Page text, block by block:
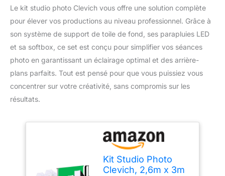
Le kit studio photo Clevich vous offre une solution complète
pour élever vos productions au niveau professionnel. Grâce à
son système de support de toile de fond, ses parapluies LED
et sa softbox, ce set est conçu pour simplifier vos séances
photo en garantissant un éclairage optimal et des arrière-
plans parfaits. Tout est pensé pour que vous puissiez vous
concentrer sur votre créativité, sans compromis sur les
résultats.
Kit Studio Photo
Clevich, 2,6m x 3m